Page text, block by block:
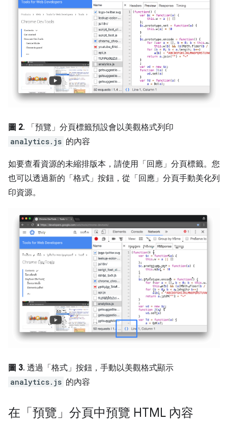
圖 2. 「預覽」 分頁標籤預設會以美觀格式列印
analytics.js 的內容
如要查看資源的未縮排版本，請使用「回應」 分頁標籤。您
也可以透過新的「格式」 按鈕，從「回應」 分頁手動美化列
印資源。
圖 3. 透過「格式」 按鈕，手動以美觀格式顯示
analytics.js 的內容
在「預覽」分頁中預覽 HTML 內容